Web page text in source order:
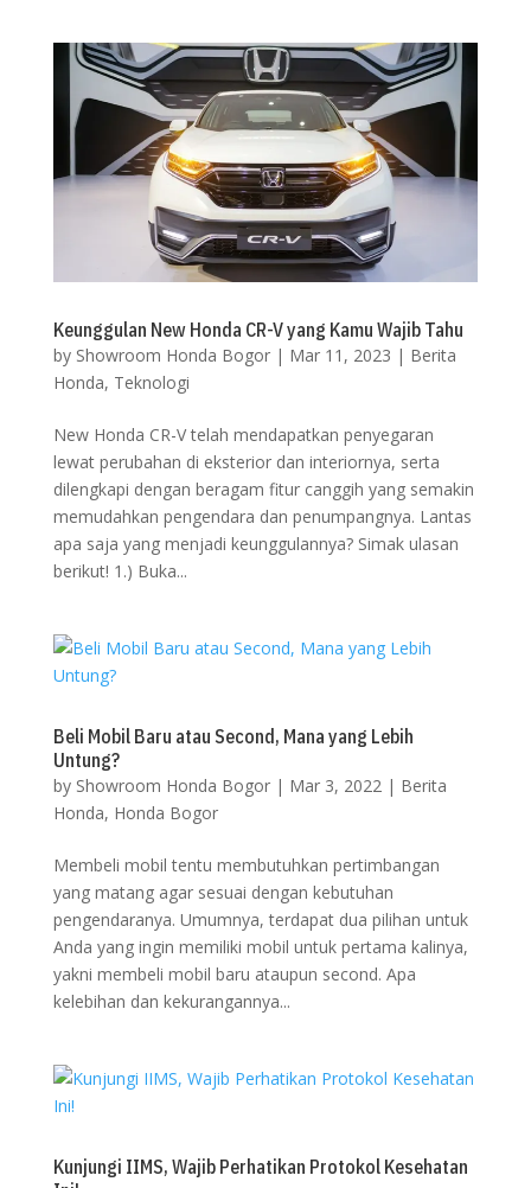
Keunggulan New Honda CR-V yang Kamu Wajib Tahu
by Showroom Honda Bogor| Mar 11, 2023 | Berita
Honda, Teknologi
New Honda CR-V telah mendapatkan penyegaran
lewat perubahan di eksterior dan interiornya, serta
dilengkapi dengan beragam fitur canggih yang semakin
memudahkan pengendara dan penumpangnya. Lantas
apa saja yang menjadi keunggulannya? Simak ulasan
berikut! 1.) Buka...
Beli Mobil Baru atau Second, Mana yang Lebih
Untung?
by Showroom Honda Bogor| Mar 3, 2022 | Berita
Honda, Honda Bogor
Membeli mobil tentu membutuhkan pertimbangan
yang matang agar sesuai dengan kebutuhan
pengendaranya. Umumnya, terdapat dua pilihan untuk
Anda yang ingin memiliki mobil untuk pertama kalinya,
yakni membeli mobil baru ataupun second. Apa
kelebihan dan kekurangannya...
Kunjungi IIMS, Wajib Perhatikan Protokol Kesehatan